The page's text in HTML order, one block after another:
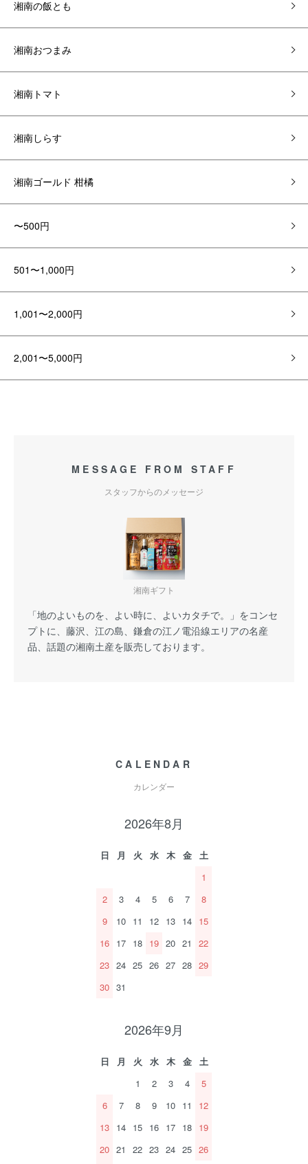
湘南の飯とも
湘南おつまみ
湘南トマト
湘南しらす
湘南ゴールド 柑橘
〜500円
501〜1,000円
1,001〜2,000円
2,001〜5,000円
MESSAGE FROM STAFF
スタッフからのメッセージ
湘南ギフト
「地のよいものを、よい時に、よいカタチで。」をコンセ
プトに、藤沢、江の島、鎌倉の江ノ電沿線エリアの名産
品、話題の湘南土産を販売しております。
CALENDAR
カレンダー
2026年8月
日 月 火 水 木 金
土
1
2
3 4 5 6 7
8
9
10 11 12 13 14 15
16 17 18 19 20 21
22
23 24 25 26 27 28 29
30 31
2026年9月
日 月 火 水 木 金
土
1
2 3 4
5
6
7 8 9 10 11
12
13 14 15 16 17 18 19
20 21 22 23 24 25 26